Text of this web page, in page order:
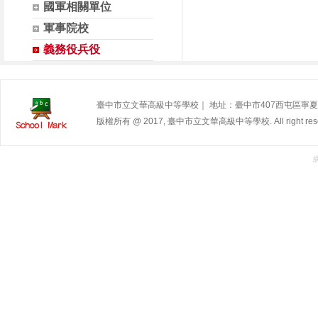
國軍相關單位
軍事院校
義務役兵役
臺中市立文華高級中等學校｜ 地址：臺中市407西屯區
版權所有 @ 2017, 臺中市立文華高級中等學校. All right